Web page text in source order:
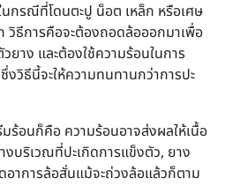
นกรณีที่โดนตะปู น็อต เหล็ก หรือเศษ
วิธีการคือจะต้องถอดล้อออกมาเพื่อ
ยาง และต้องใช้ความร้อนในการ
งวิธีนี้จะให้ความทนทานกว่าการปะ
ร้อนก็คือ ความร้อนอาจส่งผลให้เนื้อ
งบริเวณที่ปะเกิดการแข็งตัว, ยาง
อาการล้อสั่นแม้จะถ่วงล้อแล้วก็ตาม